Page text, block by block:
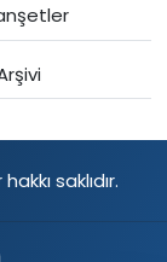
saklıdır.